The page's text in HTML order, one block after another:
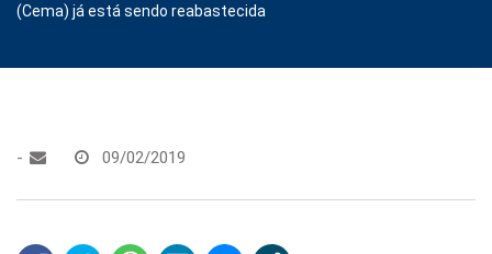
(Cema) já está sendo reabastecida
- 09/02/2019